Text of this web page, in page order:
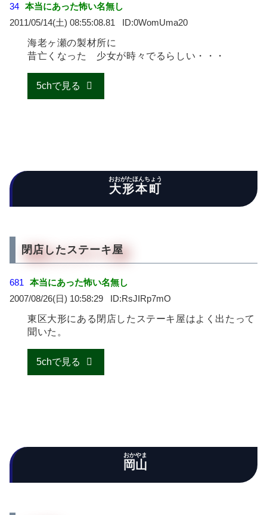
34 本当にあった怖い名無し
2011/05/14(土) 08:55:08.81
0WomUma20
海老ヶ瀬の製材所に
昔亡くなった 少女が時々でるらしい・・・
5chで見る
大形本町
おおがたほんちょう
閉店したステーキ屋
681
本当にあった怖い名無し
2007/08/26(日) 10:58:29
RsJIRp7mO
東区大形にある閉店したステーキ屋はよく出たって
聞いた。
5chで見る
岡山
おかやま